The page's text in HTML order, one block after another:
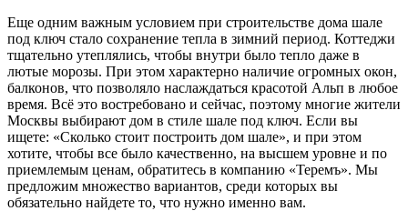
Еще одним важным условием при строительстве дома шале
под ключ стало сохранение тепла в зимний период. Коттеджи
тщательно утеплялись, чтобы внутри было тепло даже в
лютые морозы. При этом характерно наличие огромных окон,
балконов, что позволяло наслаждаться красотой Альп в любое
время. Всё это востребовано и сейчас, поэтому многие жители
Москвы выбирают дом в стиле шале под ключ. Если вы
ищете: «Сколько стоит построить дом шале», и при этом
хотите, чтобы все было качественно, на высшем уровне и по
приемлемым ценам, обратитесь в компанию «Теремъ». Мы
предложим множество вариантов, среди которых вы
обязательно найдете то, что нужно именно вам.